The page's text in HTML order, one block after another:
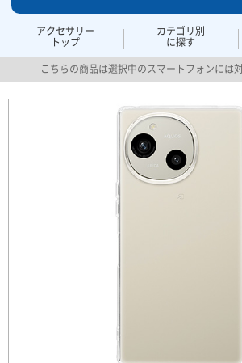
アクセサリー
トップ
カテゴリ別
に探す
こちらの商品は選択中のスマートフォンには